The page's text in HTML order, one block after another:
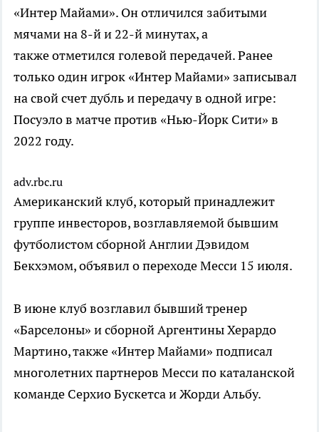
«Интер Майами». Он отличился забитыми
мячами на 8-й и 22-й минутах, а
также отметился голевой передачей. Ранее
только один игрок «Интер Майами» записывал
на свой счет дубль и передачу в одной игре:
Посуэло в матче против «Нью-Йорк Сити» в
2022 году.
adv.rbc.ru
Американский клуб, который принадлежит
группе инвесторов, возглавляемой бывшим
футболистом сборной Англии Дэвидом
Бекхэмом, объявил о переходе Месси 15 июля.
В июне клуб возглавил бывший тренер
«Барселоны» и сборной Аргентины Херардо
Мартино, также «Интер Майами» подписал
многолетних партнеров Месси по каталанской
команде Серхио Бускетса и Жорди Альбу.